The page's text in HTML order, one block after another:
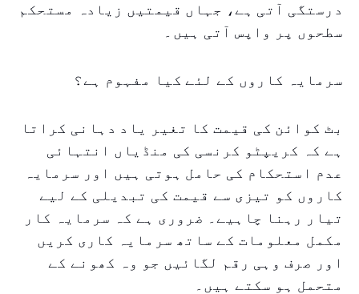
درستگی آتی ہے، جہاں قیمتیں زیادہ مستحکم
سطحوں پر واپس آتی ہیں۔
سرمایہ کاروں کے لئے کیا مفہوم ہے؟
بٹ کوائن کی قیمت کا تغیر یاد دہانی کراتا
ہے کہ کریپٹو کرنسی کی منڈیاں انتہائی
عدم استحکام کی حامل ہوتی ہیں اور سرمایہ
کاروں کو تیزی سے قیمت کی تبدیلی کے لیے
تیار رہنا چاہیے۔ ضروری ہے کہ سرمایہ کار
مکمل معلومات کے ساتھ سرمایہ کاری کریں
اور صرف وہی رقم لگائیں جو وہ کھونے کے
متحمل ہو سکتے ہیں۔